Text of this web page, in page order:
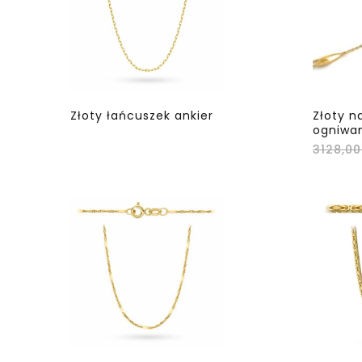
Złoty łańcuszek ankier
Złoty